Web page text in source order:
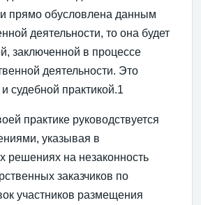
прямо обусловлена данным
деятельности, то она будет
заключенной в процессе
деятельности. Это
судебной практикой.1
практике руководствуется
указывая в
решениях на незаконность
заказчиков по
участников размещения